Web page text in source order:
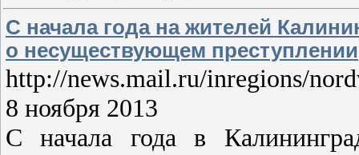
С начала года на жителей
о несуществующем преступлении
http://news.mail.ru/inregions/
8 ноября 2013
С начала года в